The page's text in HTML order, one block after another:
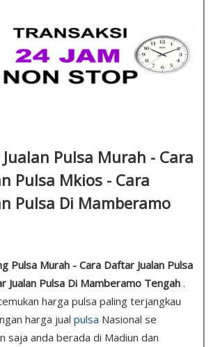
Pulsa Murah - Cara
Pulsa Mkios - Cara
Pulsa Di Mamberamo
Pulsa Murah - Cara Daftar Jualan Pulsa
Jualan Pulsa Di Mamberamo Tengah .
harga pulsa paling terjangkau
harga jual pulsa Nasional se
saja anda berada di Madiun dan